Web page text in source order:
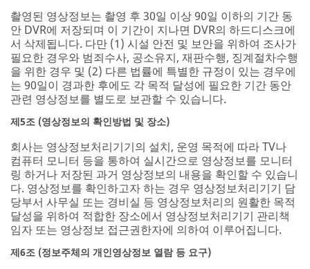
촬영된 영상정보는 촬영 후 30일 이상 90일 이하의 기간 동
안 DVR에 저장되며 이 기간이 지나면 DVR의 하드디스크에
서 삭제됩니다. 다만 (1) 시설 안전 및 보안을 위하여 조사가
필요한 경우와 범죄수사, 공소유지, 재판수행, 징계절차수행
을 위한 경우 및 (2) 다른 법률에 특별한 규정이 있는 경우에
는 90일이 경과한 후에도 각 목적 달성에 필요한 기간 동안
관련 영상정보를 별도로 보관할 수 있습니다.
제5조 (영상정보의 확인방법 및 장소)
회사는 영상정보처리기기의 설치, 운영 목적에 따라 TV나
컴퓨터 모니터 등을 통하여 실시간으로 영상정보를 모니터
링 하거나 저장된 과거 영상정보의 내용을 확인할 수 있습니
다. 영상정보를 확인하고자 하는 경우 영상정보처리기기 담
당부서 사무실 또는 경비실 등 영상정보처리의 원활한 목적
달성을 위하여 적합한 장소에서 영상정보처리기기 관리책
임자 또는 영상정보 접근권한자에 의하여 이루어집니다.
제6조 (정보주체의 개인영상정보 열람 등 요구)